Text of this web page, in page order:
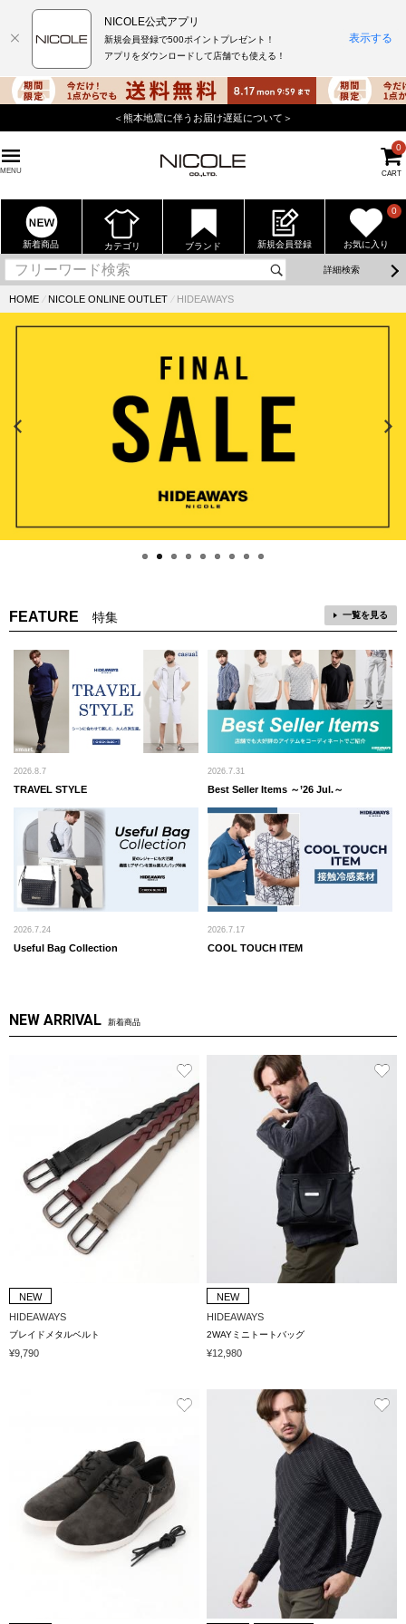
＜熊本地震に伴うお届け遅延について＞
MENU CART
0
新着商品 カテゴリ ブランド 新規会員登録 お気に入り
0
詳細検索
HOME ⁄ NICOLE ONLINE OUTLET ⁄ HIDEAWAYS
FEATURE 特集 一覧を見る
2026.8.7
TRAVEL STYLE
2026.7.31
Best Seller Items ～’26 Jul.～
2026.7.24
Useful Bag Collection
2026.7.17
COOL TOUCH ITEM
NEW ARRIVAL 新着商品
NEW
HIDEAWAYS
ブレイドメタルベルト
¥9,790
NEW
HIDEAWAYS
2WAYミニトートバッグ
¥12,980
NICOLE公式アプリ
新規会員登録で500ポイントプレゼント！
アプリをダウンロードして店舗でも使える！
表示する